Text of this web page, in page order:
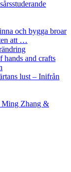
och bygga broar
att …
hands and crafts
lust – Inifrån
Ming Zhang &